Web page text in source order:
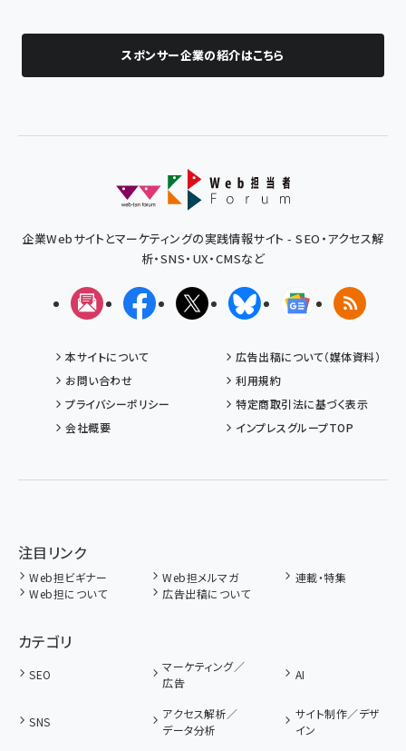
スポンサー企業の紹介はこちら
企業Webサイトとマーケティングの実践情報サイト - SEO・アクセス解
析・SNS・UX・CMSなど
メルマガFacebookX(エックス)BlueskyGoogleニュ
RSS
本サイトについて
広告出稿について（媒体資料）
お問い合わせ
利用規約
プライバシーポリシー
特定商取引法に基づく表示
会社概要
インプレスグループTOP
注目リンク
Web担ビギナー Web担メルマガ
連載・特集
Web担について
広告出稿について
カテゴリ
SEO
マーケティング／
広告
AI
SNS
アクセス解析／
データ分析
サイト制作／デザ
イン